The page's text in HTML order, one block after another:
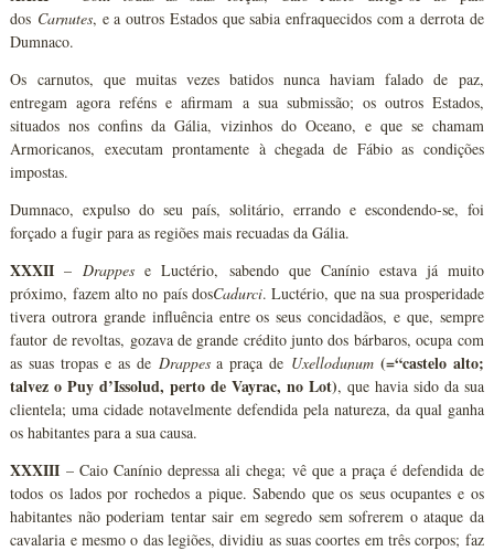
dos Carnutes, e a outros Estados que sabia enfraquecidos com a derrota de
Dumnaco.
Os carnutos, que muitas vezes batidos nunca haviam falado de paz,
entregam agora reféns e afirmam a sua submissão; os outros Estados,
situados nos confins da Gália, vizinhos do Oceano, e que se chamam
Armoricanos, executam prontamente à chegada de Fábio as condições
impostas.
Dumnaco, expulso do seu país, solitário, errando e escondendo-se, foi
forçado a fugir para as regiões mais recuadas da Gália.
XXXII –Drappes e Luctério, sabendo que Canínio estava já muito
próximo, fazem alto no país dosCadurci. Luctério, que na sua prosperidade
tivera outrora grande influência entre os seus concidadãos, e que, sempre
fautor de revoltas, gozava de grande crédito junto dos bárbaros, ocupa com
as suas tropas e as de Drappesa praça de Uxellodunum (=“castelo alto;
talvez o Puy d’Issolud, perto de Vayrac, no Lot), que havia sido da sua
clientela; uma cidade notavelmente defendida pela natureza, da qual ganha
os habitantes para a sua causa.
XXXIII – Caio Canínio depressa ali chega; vê que a praça é defendida de
todos os lados por rochedos a pique. Sabendo que os seus ocupantes e os
habitantes não poderiam tentar sair em segredo sem sofrerem o ataque da
cavalaria e mesmo o das legiões, dividiu as suas coortes em três corpos; faz